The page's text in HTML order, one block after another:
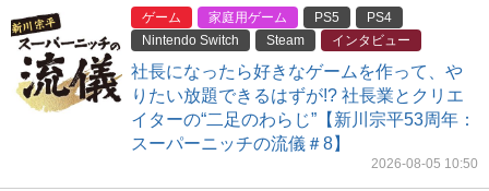
ゲーム 家庭用ゲーム PS5
PS4
Nintendo Switch
Steam インタビュー
社長になったら好きなゲームを作って、や
りたい放題できるはずが!? 社長業とクリエ
イターの“二足のわらじ”【新川宗平53周年：
スーパーニッチの流儀＃8】
2026-08-05 10:50